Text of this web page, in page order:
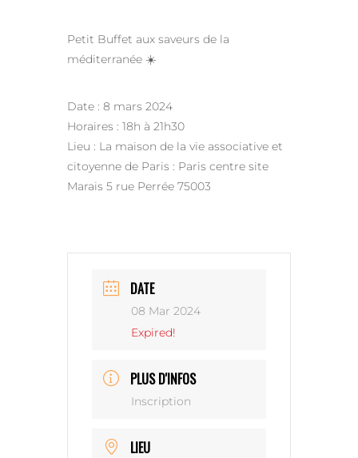
Petit Buffet aux saveurs de la
méditerranée ☀️
Date : 8 mars 2024
Horaires : 18h à 21h30
Lieu : La maison de la vie associative et
citoyenne de Paris : Paris centre site
Marais 5 rue Perrée 75003
DATE
08 Mar 2024
Expired!
PLUS D'INFOS
Inscription
LIEU